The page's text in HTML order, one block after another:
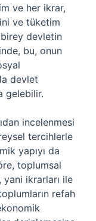
ve her ikrar,
ve tüketim
birey devletin
bu, onun
devlet
gelebilir.
incelenmesi
tercihlerle
yapıyı da
toplumsal
ikrarları ile
refah